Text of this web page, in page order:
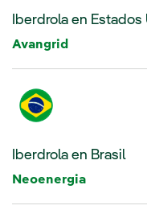
Iberdrola en Estados
Avangrid
Iberdrola en Brasil
Neoenergia